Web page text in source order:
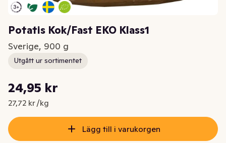
Potatis Kok/Fast EKO Klass1
Sverige, 900 g
Utgått ur sortimentet
Nuvarande pris är: 24,95 kr
24,95 kr
27,72 kr /kg
Styckpris: 27,72 kr /kg
Lägg till i varukorgen